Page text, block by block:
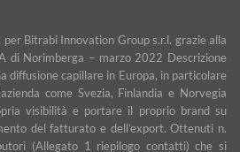
Bitrabi Innovation Group s.r.l. grazie alla
di Norimberga – marzo 2022 Descrizione
diffusione capillare in Europa, in particolare
come Svezia, Finlandia e Norvegia
visibilità e portare il proprio brand su
del fatturato e dell’export. Ottenuti n.
(Allegato 1 riepilogo contatti) che si